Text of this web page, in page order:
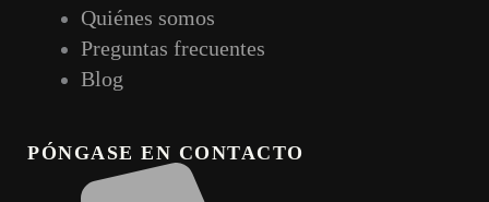
Quiénes somos
Preguntas frecuentes
Blog
PÓNGASE EN CONTACTO